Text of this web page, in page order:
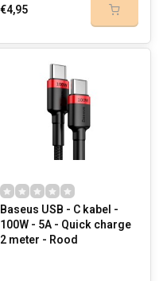
€4,95
Baseus USB - C kabel -
100W - 5A - Quick charge
2 meter - Rood